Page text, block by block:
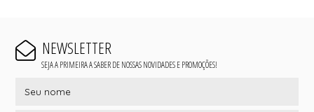
NEWSLETTER
SEJA A PRIMEIRA A SABER DE NOSSAS NOVIDADES E PROMOÇÕES!